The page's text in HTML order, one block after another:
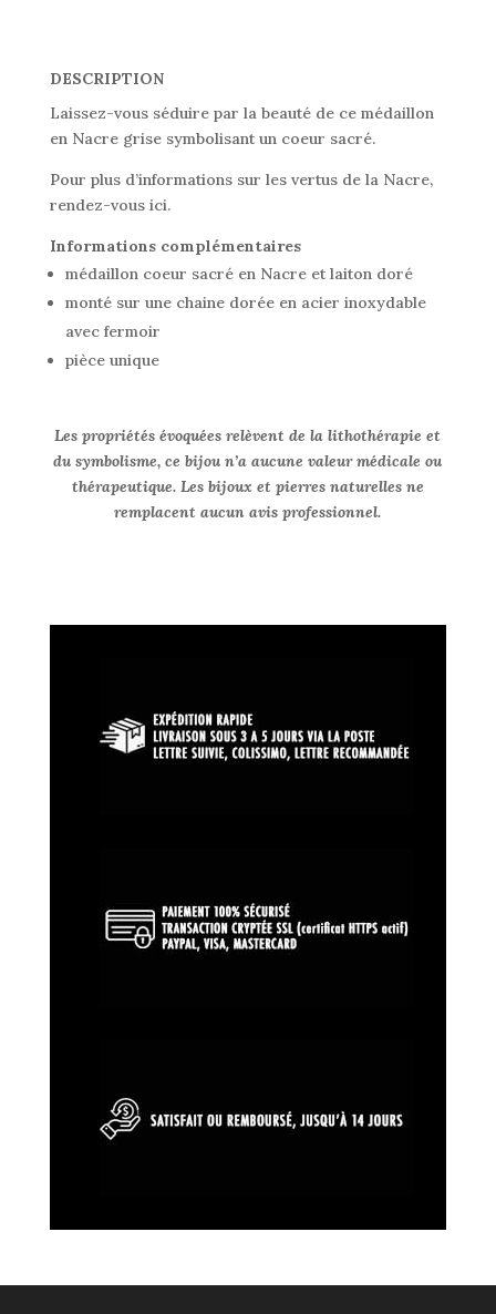
DESCRIPTION
Laissez-vous séduire par la beauté de ce médaillon
en Nacre grise symbolisant un coeur sacré.
Pour plus d’informations sur les vertus de la Nacre,
rendez-vous ici.
Informations complémentaires
médaillon coeur sacré en Nacre et laiton doré
monté sur une chaine dorée en acier inoxydable
avec fermoir
pièce unique
Les propriétés évoquées relèvent de la lithothérapie et
du symbolisme, ce bijou n’a aucune valeur médicale ou
thérapeutique. Les bijoux et pierres naturelles ne
remplacent aucun avis professionnel.